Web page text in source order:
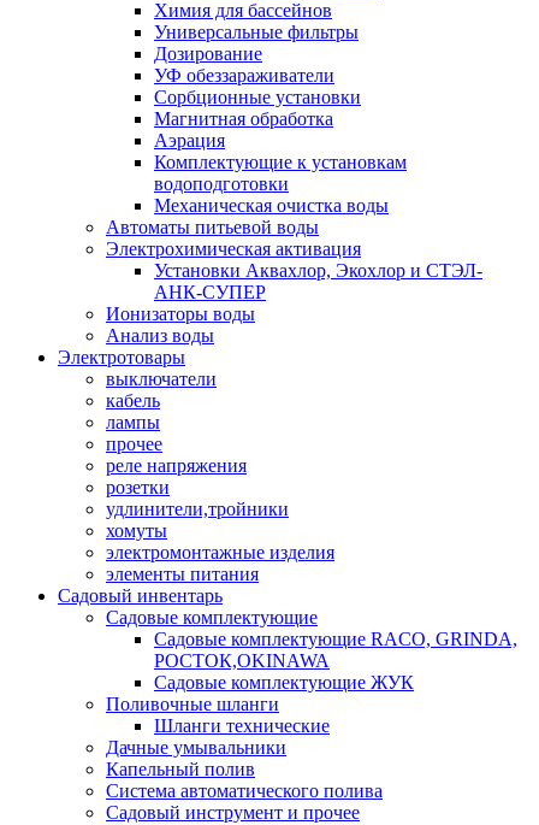
Химия для бассейнов
Универсальные фильтры
Дозирование
УФ обеззараживатели
Сорбционные установки
Магнитная обработка
Аэрация
Комплектующие к установкам
водоподготовки
Механическая очистка воды
Автоматы питьевой воды
Электрохимическая активация
Установки Аквахлор, Экохлор и СТЭЛ-
АНК-СУПЕР
Ионизаторы воды
Анализ воды
Электротовары
выключатели
кабель
лампы
прочее
реле напряжения
розетки
удлинители,тройники
хомуты
электромонтажные изделия
элементы питания
Садовый инвентарь
Садовые комплектующие
Садовые комплектующие RACO, GRINDA,
РОСТОК,OKINAWA
Садовые комплектующие ЖУК
Поливочные шланги
Шланги технические
Дачные умывальники
Капельный полив
Система автоматического полива
Садовый инструмент и прочее